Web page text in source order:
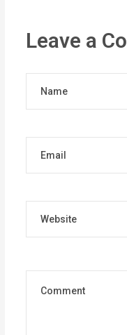
Leave a